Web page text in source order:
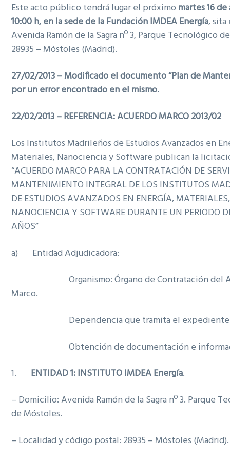
Este acto público tendrá lugar el próximo martes 16
10:00 h, en la sede de la Fundación IMDEA Energía, sita
Avenida Ramón de la Sagra nº 3, Parque Tecnológico
28935 – Móstoles (Madrid).
27/02/2013 – Modificado el documento “Plan de
por un error encontrado en el mismo.
22/02/2013 –REFERENCIA: ACUERDO MARCO 2013/02
Los Institutos Madrileños de Estudios Avanzados en
Materiales, Nanociencia y Software publican la
“ACUERDO MARCO PARA LA CONTRATACIÓN DE
MANTENIMIENTO INTEGRAL DE LOS INSTITUTOS
DE ESTUDIOS AVANZADOS EN ENERGÍA, MATERIALES,
NANOCIENCIA Y SOFTWARE DURANTE UN PERIODO
AÑOS”
a) Entidad Adjudicadora:
Organismo: Órgano de Contratación del
Marco.
Dependencia que tramita el expediente:
Obtención de documentación e
1. ENTIDAD 1: INSTITUTO IMDEA Energía.
– Domicilio: Avenida Ramón de la Sagra nº 3. Parque
de Móstoles.
– Localidad y código postal: 28935 – Móstoles (Madrid).